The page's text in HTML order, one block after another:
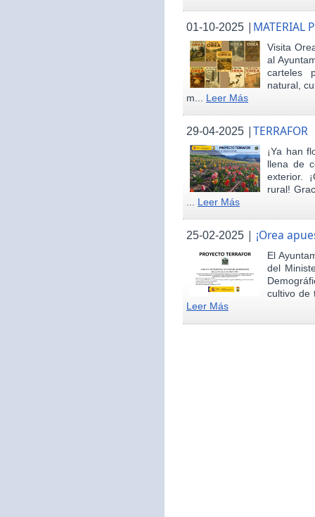
01-10-2025 | MATERIAL
Visita
al
carteles
natural,
m... Leer Más
29-04-2025 |TERRAFOR
¡Ya han
llena de
exterior.
rural!
... Leer Más
25-02-2025 | ¡Orea
El
del
cultivo de
Leer Más